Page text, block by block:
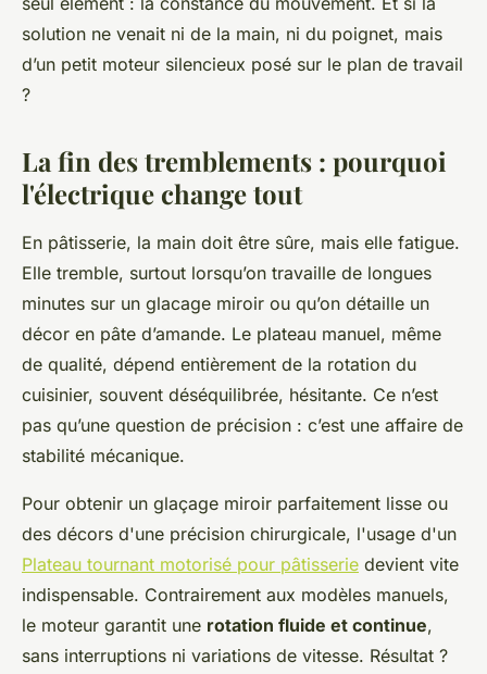
solution ne venait ni de la main, ni du poignet, mais
d’un petit moteur silencieux posé sur le plan de travail
?
La fin des tremblements : pourquoi
l'électrique change tout
En pâtisserie, la main doit être sûre, mais elle fatigue.
Elle tremble, surtout lorsqu’on travaille de longues
minutes sur un glacage miroir ou qu’on détaille un
décor en pâte d’amande. Le plateau manuel, même
de qualité, dépend entièrement de la rotation du
cuisinier, souvent déséquilibrée, hésitante. Ce n’est
pas qu’une question de précision : c’est une affaire de
stabilité mécanique.
Pour obtenir un glaçage miroir parfaitement lisse ou
des décors d'une précision chirurgicale, l'usage d'un
Plateau tournant motorisé pour pâtisserie devient vite
indispensable. Contrairement aux modèles manuels,
le moteur garantit une rotation fluide et continue,
sans interruptions ni variations de vitesse. Résultat ?